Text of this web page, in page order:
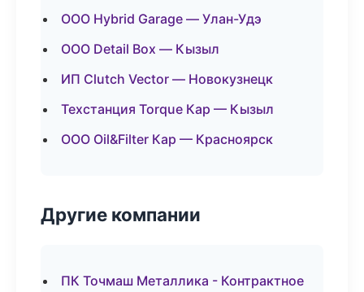
ООО Hybrid Garage — Улан-Удэ
ООО Detail Box — Кызыл
ИП Clutch Vector — Новокузнецк
Техстанция Torque Кар — Кызыл
ООО Oil&Filter Кар — Красноярск
Другие компании
ПК Точмаш Металлика - Контрактное